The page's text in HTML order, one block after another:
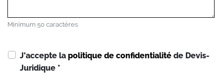
Minimum 50 caractères
J'accepte la politique de confidentialité de Devis-
Juridique *